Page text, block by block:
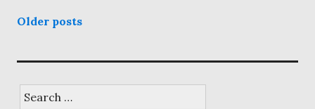
posts
navigation
Older posts
for: